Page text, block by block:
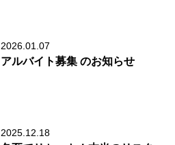
2026.01.07
アルバイト募集 のお知らせ
2025.12.18